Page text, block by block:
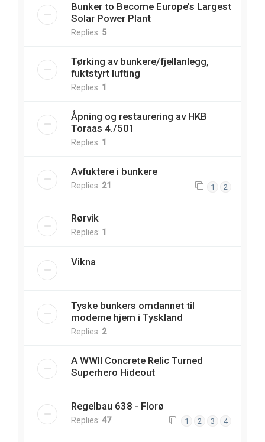
Bunker to Become Europe’s Largest
Solar Power Plant
Replies: 5
Tørking av bunkere/fjellanlegg,
fuktstyrt lufting
Replies: 1
Åpning og restaurering av HKB
Toraas 4./501
Replies: 1
Avfuktere i bunkere
Replies: 21 1 2
Rørvik
Replies: 1
Vikna
Tyske bunkers omdannet til
moderne hjem i Tyskland
Replies: 2
A WWII Concrete Relic Turned
Superhero Hideout
Regelbau 638 - Florø
Replies: 47 1 2 3 4